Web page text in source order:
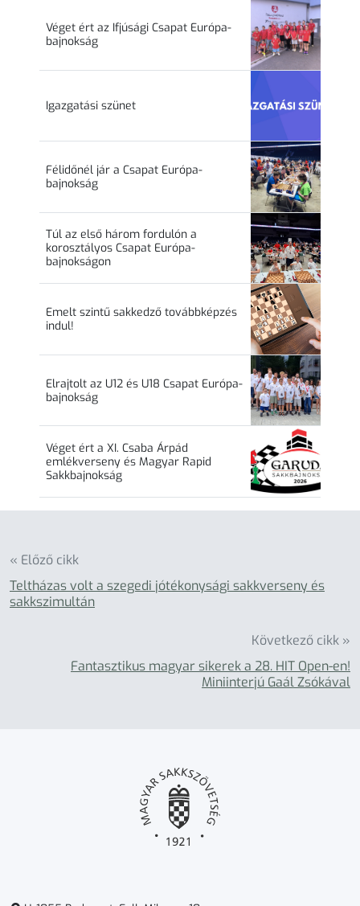
Véget ért az Ifjúsági Csapat Európa-
bajnokság
Igazgatási szünet
Félidőnél jár a Csapat Európa-
bajnokság
Túl az első három fordulón a
korosztályos Csapat Európa-
bajnokságon
Emelt szintű sakkedző továbbképzés
indul!
Elrajtolt az U12 és U18 Csapat Európa-
bajnokság
Véget ért a XI. Csaba Árpád
emlékverseny és Magyar Rapid
Sakkbajnokság
« Előző cikk
Teltházas volt a szegedi jótékonysági sakkverseny és
sakkszimultán
Következő cikk »
Fantasztikus magyar sikerek a 28. HIT Open-en!
Miniinterjú Gaál Zsókával